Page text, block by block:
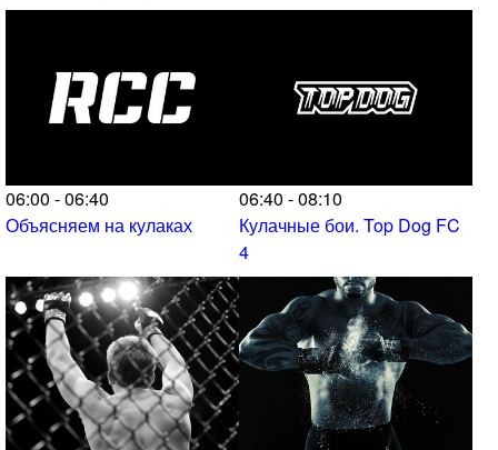
06:00 - 06:40
Объясняем на кулаках
06:40 - 08:10
Кулачные бои. Top Dog FC
4